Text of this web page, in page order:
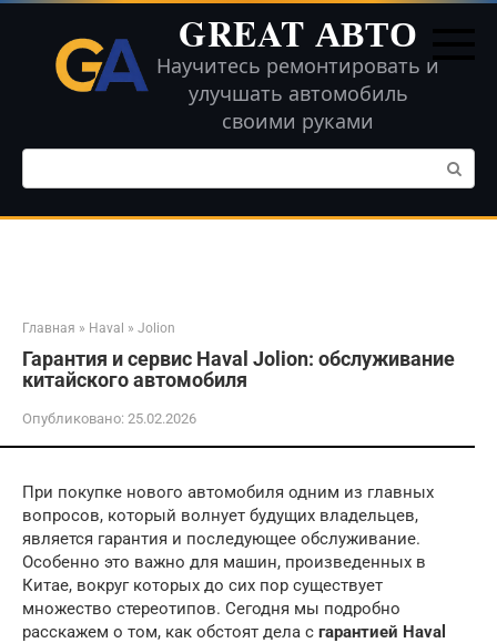
Перейти
контенту
GREAT АВТО
Научитесь ремонтировать и
улучшать автомобиль
своими руками
Поиск:
Главная » Haval » Jolion
Гарантия и сервис Haval Jolion: обслуживание
китайского автомобиля
Опубликовано: 25.02.2026
При покупке нового автомобиля одним из главных
вопросов, который волнует будущих владельцев,
является гарантия и последующее обслуживание.
Особенно это важно для машин, произведенных в
Китае, вокруг которых до сих пор существует
множество стереотипов. Сегодня мы подробно
расскажем о том, как обстоят дела с гарантией Haval